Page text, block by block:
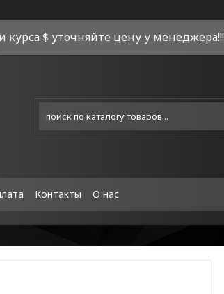
курса $ уточняйте цену у менеджера!!!
Контакты О нас